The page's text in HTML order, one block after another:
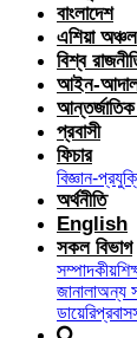
বাংলাদেশ
এশিয়া অঞ্চল
বিশ্ব
আইন-
আন্তর্জাতিক
প্রবাসী
ফিচার
বিজ্ঞান-
অর্থনীতি
English
সকল বিভাগ
সম্পাদকীয়
জানালাঅন্য
ডায়েরিপ্রবাস